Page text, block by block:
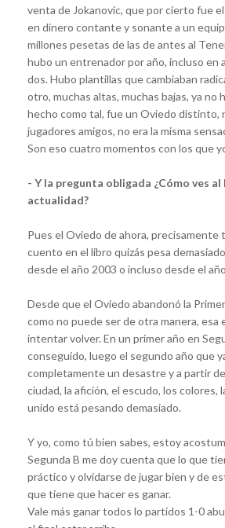
venta de Jokanovic, que por cierto fue
en dinero contante y sonante a un
millones pesetas de las de antes al
hubo un entrenador por año, incluso en
dos. Hubo plantillas que cambiaban
otro, muchas altas, muchas bajas, ya no
hecho como tal, fue un Oviedo distinto,
jugadores amigos, no era la misma
Son eso cuatro momentos con los que
- Y la pregunta obligada ¿Cómo ves al
actualidad?
Pues el Oviedo de ahora, precisamente
cuento en el libro quizás pesa
desde el año 2003 o incluso desde el
Desde que el Oviedo abandonó la
como no puede ser de otra manera, esa
intentar volver. En un primer año en
conseguido, luego el segundo año que
completamente un desastre y a partir
ciudad, la afición, el escudo, los colores,
unido está pesando demasiado.
Y yo, como tú bien sabes, estoy
Segunda B me doy cuenta que lo que
práctico y olvidarse de jugar bien y de
que tiene que hacer es ganar.
Vale más ganar todos lo partidos 1-0